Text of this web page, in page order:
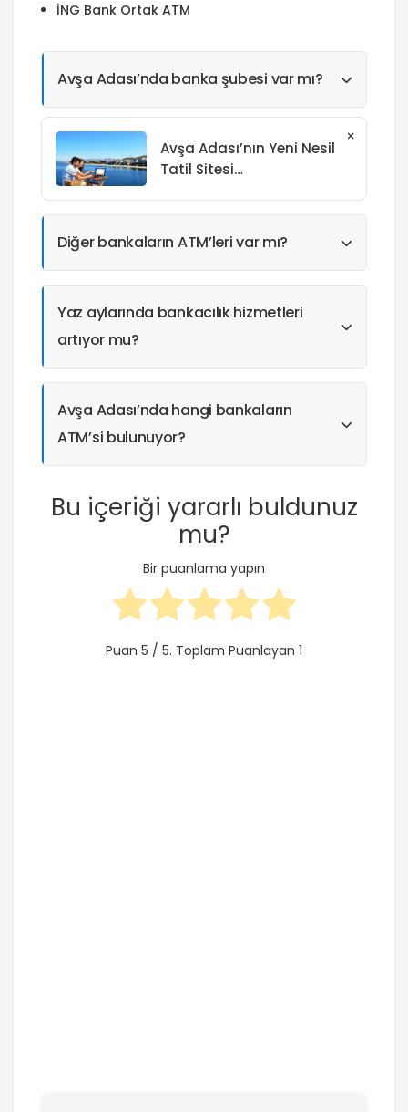
İNG Bank Ortak ATM
Avşa Adası’nda banka şubesi var mı?
Avşa Adası’nın Yeni Nesil
Tatil Sitesi
İncelemesi
×
Diğer bankaların ATM’leri var mı?
Yaz aylarında bankacılık hizmetleri
artıyor mu?
Avşa Adası’nda hangi bankaların
ATM’si bulunuyor?
Bu içeriği yararlı buldunuz
mu?
Bir puanlama yapın
Puan 5 / 5. Toplam Puanlayan 1